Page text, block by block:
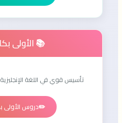
📚 الأولى
تأسيس قوي في اللغة الإنجليزية
✏️دروس الأولى